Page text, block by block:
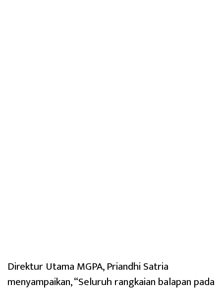
Direktur Utama MGPA, Priandhi Satria
menyampaikan, “Seluruh rangkaian balapan pada